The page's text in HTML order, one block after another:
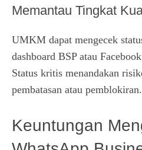
Memantau Tingkat
UMKM dapat mengecek
dashboard BSP atau
Status kritis menandakan
pembatasan atau pemblokiran.
Keuntungan